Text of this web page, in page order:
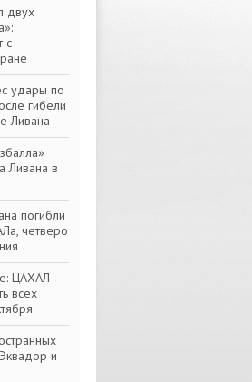
двух
с
удары по
гибели
Ливана
Ливана в
погибли
четверо
ЦАХАЛ
всех
и